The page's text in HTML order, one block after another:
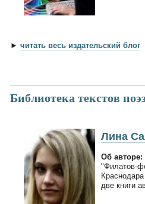
► читать весь издательский блог
Библиотека текстов
Лина
Об авторе:
"Филатов-
две книги